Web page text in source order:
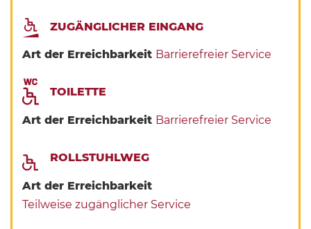
ZUGÄNGLICHER EINGANG
Art der Erreichbarkeit Barrierefreier Service
TOILETTE
Art der Erreichbarkeit Barrierefreier Service
ROLLSTUHLWEG
Art der Erreichbarkeit
Teilweise zugänglicher Service